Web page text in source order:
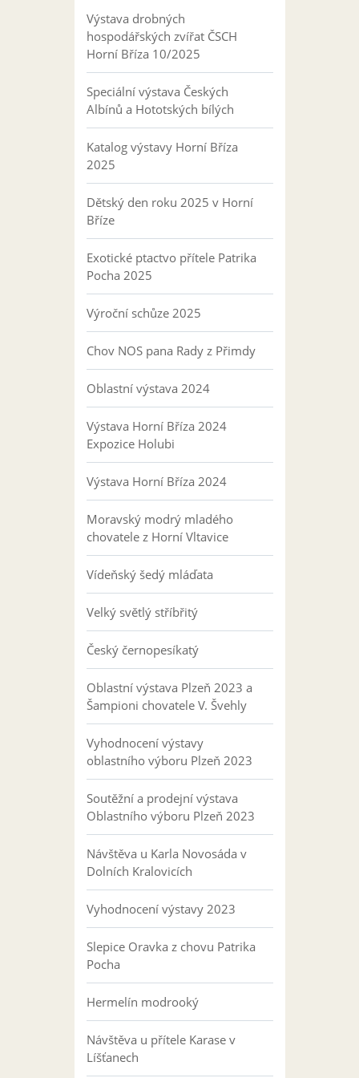
Výstava drobných
hospodářských zvířat ČSCH
Horní Bříza 10/2025
Speciální výstava Českých
Albínů a Hototských bílých
Katalog výstavy Horní Bříza
2025
Dětský den roku 2025 v Horní
Bříze
Exotické ptactvo přítele Patrika
Pocha 2025
Výroční schůze 2025
Chov NOS pana Rady z Přimdy
Oblastní výstava 2024
Výstava Horní Bříza 2024
Expozice Holubi
Výstava Horní Bříza 2024
Moravský modrý mladého
chovatele z Horní Vltavice
Vídeňský šedý mláďata
Velký světlý stříbřitý
Český černopesíkatý
Oblastní výstava Plzeň 2023 a
Šampioni chovatele V. Švehly
Vyhodnocení výstavy
oblastního výboru Plzeň 2023
Soutěžní a prodejní výstava
Oblastního výboru Plzeň 2023
Návštěva u Karla Novosáda v
Dolních Kralovicích
Vyhodnocení výstavy 2023
Slepice Oravka z chovu Patrika
Pocha
Hermelín modrooký
Návštěva u přítele Karase v
Líšťanech